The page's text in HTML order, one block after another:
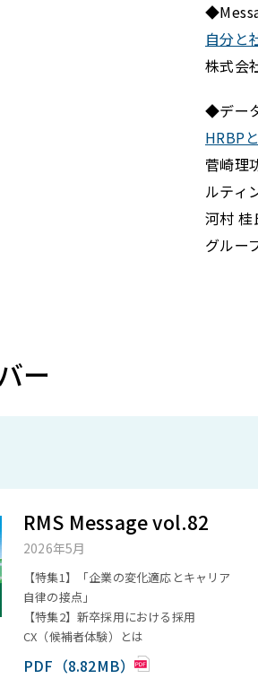
自分と
株式会
◆デー
HRBP
菅崎理
ルティ
河村
グルー
ー
RMS Message vol.82
2026年5月
【特集1】「企業の変化適応とキャリア
自律の接点」
【特集2】新卒採用における採用
CX（候補者体験）とは
PDF（8.82MB）